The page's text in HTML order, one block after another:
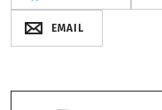
EMAIL